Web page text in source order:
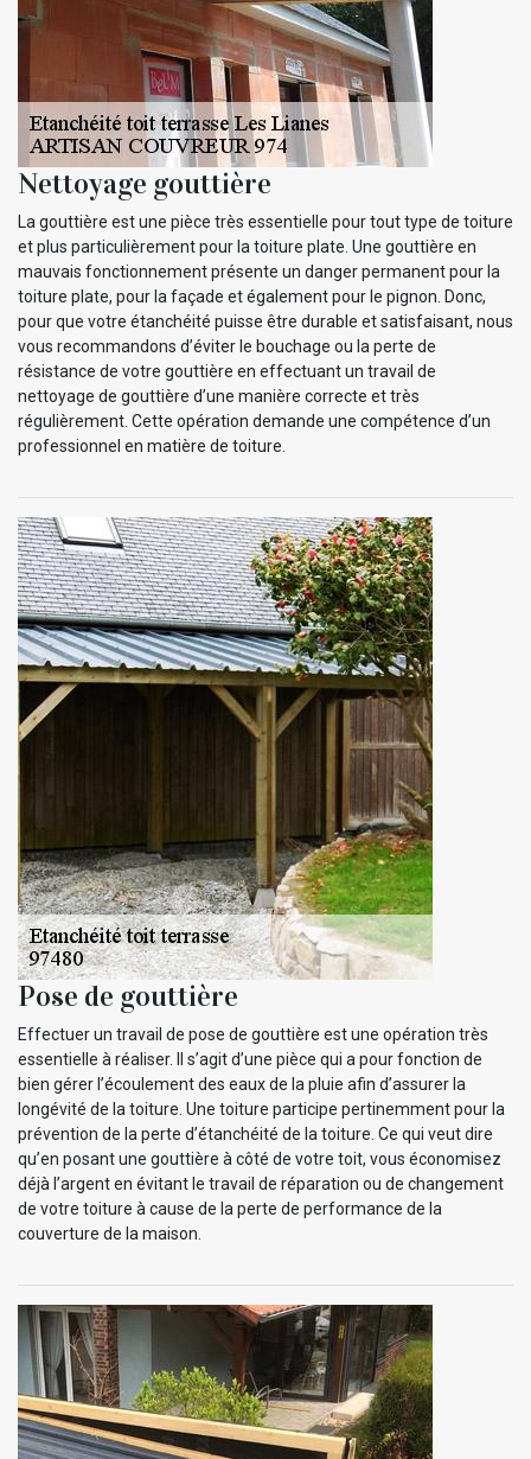
Nettoyage gouttière
La gouttière est une pièce très essentielle pour tout type de toiture
et plus particulièrement pour la toiture plate. Une gouttière en
mauvais fonctionnement présente un danger permanent pour la
toiture plate, pour la façade et également pour le pignon. Donc,
pour que votre étanchéité puisse être durable et satisfaisant, nous
vous recommandons d’éviter le bouchage ou la perte de
résistance de votre gouttière en effectuant un travail de
nettoyage de gouttière d’une manière correcte et très
régulièrement. Cette opération demande une compétence d’un
professionnel en matière de toiture.
Pose de gouttière
Effectuer un travail de pose de gouttière est une opération très
essentielle à réaliser. Il s’agit d’une pièce qui a pour fonction de
bien gérer l’écoulement des eaux de la pluie afin d’assurer la
longévité de la toiture. Une toiture participe pertinemment pour la
prévention de la perte d’étanchéité de la toiture. Ce qui veut dire
qu’en posant une gouttière à côté de votre toit, vous économisez
déjà l’argent en évitant le travail de réparation ou de changement
de votre toiture à cause de la perte de performance de la
couverture de la maison.